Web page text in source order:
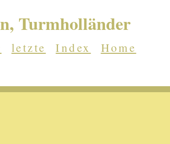
Turmholländer
letzte Index Home